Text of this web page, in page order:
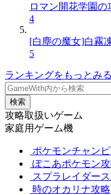
ロマン開花学園の
4
[白塵の魔女]白霧
5
ランキングをもっとみる
検索
攻略取扱いゲーム
家庭用ゲーム機
ポケモンチャン
ぽこあポケモン
スプラレイダー
時のオカリナ攻略